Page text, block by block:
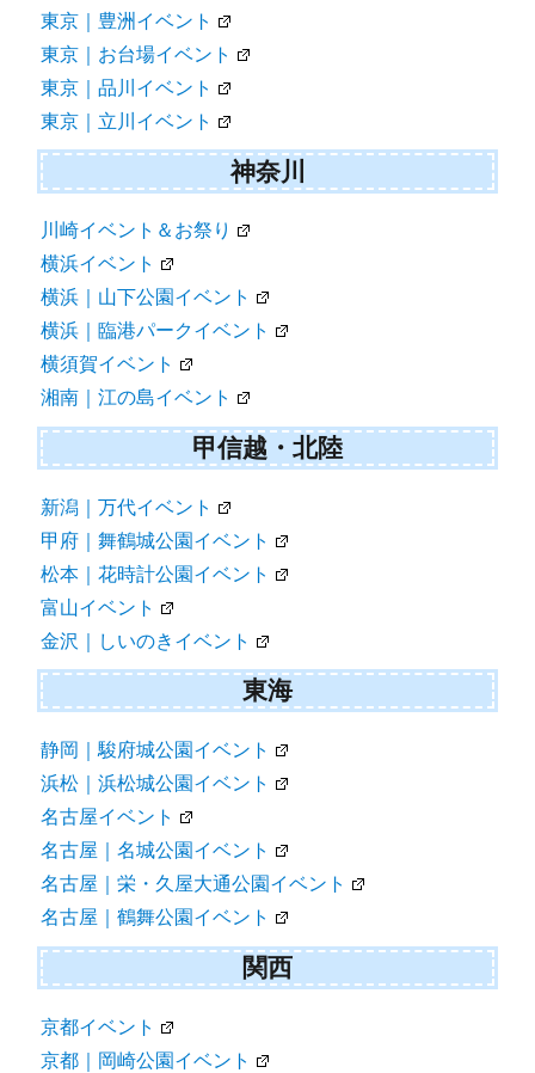
東京｜豊洲イベント
東京｜お台場イベント
東京｜品川イベント
東京｜立川イベント
神奈川
川崎イベント＆お祭り
横浜イベント
横浜｜山下公園イベント
横浜｜臨港パークイベント
横須賀イベント
湘南｜江の島イベント
甲信越・北陸
新潟｜万代イベント
甲府｜舞鶴城公園イベント
松本｜花時計公園イベント
富山イベント
金沢｜しいのきイベント
東海
静岡｜駿府城公園イベント
浜松｜浜松城公園イベント
名古屋イベント
名古屋｜名城公園イベント
名古屋｜栄・久屋大通公園イベント
名古屋｜鶴舞公園イベント
関西
京都イベント
京都｜岡崎公園イベント